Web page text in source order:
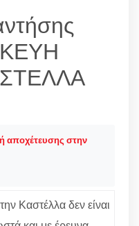
αποχέτευσης στην
Καστέλλα δεν είναι